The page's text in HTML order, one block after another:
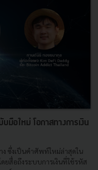
มือใหม่ โอกาสทางการเงิน
ง ซึ่งเป็นคำศัพท์ใหม่ล่าสุดใน
ยสื่อถึงระบบการเงินที่ใช้รหัส